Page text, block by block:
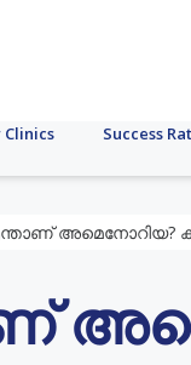
Clinics Success
അമെനോറിയ?